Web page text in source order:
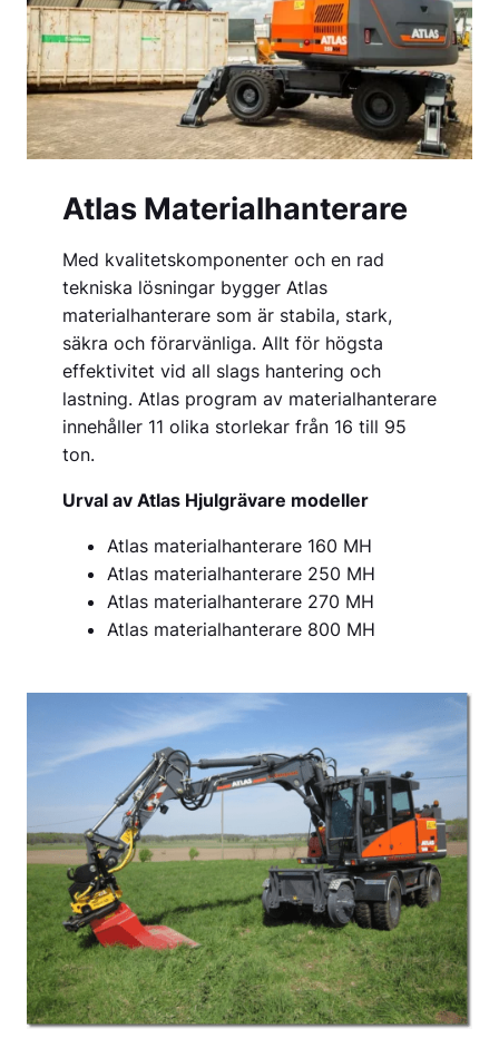
Atlas Materialhanterare
Med kvalitetskomponenter och en rad
tekniska lösningar bygger Atlas
materialhanterare som är stabila, stark,
säkra och förarvänliga. Allt för högsta
effektivitet vid all slags hantering och
lastning. Atlas program av materialhanterare
innehåller 11 olika storlekar från 16 till 95
ton.
Urval av Atlas Hjulgrävare modeller
Atlas materialhanterare 160 MH
Atlas materialhanterare 250 MH
Atlas materialhanterare 270 MH
Atlas materialhanterare 800 MH